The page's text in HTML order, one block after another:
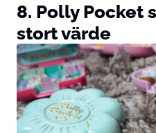
8. Polly Pocket
stort värde